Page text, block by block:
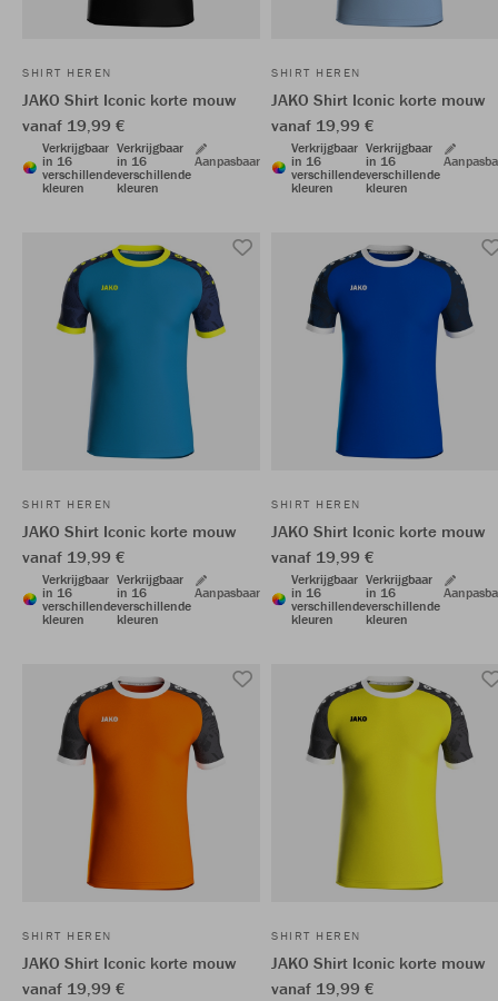
SHIRT HEREN
JAKO Shirt Iconic korte mouw
vanaf 19,99 €
Verkrijgbaar
in 16
verschillende
kleuren
Verkrijgbaar
in 16
verschillende
kleuren
Aanpasbaar
SHIRT HEREN
JAKO Shirt Iconic korte mouw
vanaf 19,99 €
Verkrijgbaar
in 16
verschillende
kleuren
Verkrijgbaar
in 16
verschillende
kleuren
SHIRT HEREN
JAKO Shirt Iconic korte mouw
vanaf 19,99 €
Verkrijgbaar
in 16
verschillende
kleuren
Verkrijgbaar
in 16
verschillende
kleuren
Aanpasbaar
SHIRT HEREN
JAKO Shirt Iconic korte mouw
vanaf 19,99 €
Verkrijgbaar
in 16
verschillende
kleuren
Verkrijgbaar
in 16
verschillende
kleuren
SHIRT HEREN
JAKO Shirt Iconic korte mouw
vanaf 19,99 €
SHIRT HEREN
JAKO Shirt Iconic korte mouw
vanaf 19,99 €